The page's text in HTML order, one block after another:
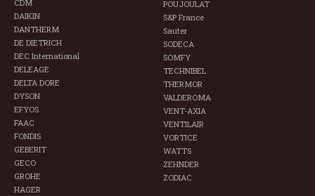
CDM
DAIKIN
DANTHERM
DE DIETRICH
DEC International
DELEAGE
DELTA DORE
DYSON
EFYOS
FAAC
FONDIS
GEBERIT
GECO
GROHE
HAGER
POUJOULAT
S&P France
Sauter
SODECA
SOMFY
TECHNIBEL
THERMOR
VALDEROMA
VENT-AXIA
VENTILAIR
VORTICE
WATTS
ZEHNDER
ZODIAC